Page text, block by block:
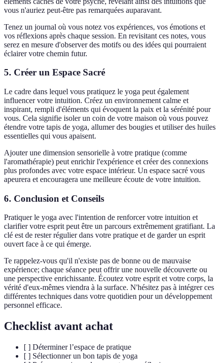
vous n'auriez peut-être pas remarquées auparavant.
Tenez un journal où vous notez vos expériences, vos émotions et
vos réflexions après chaque session. En revisitant ces notes, vous
serez en mesure d'observer des motifs ou des idées qui pourraient
éclairer votre chemin futur.
5. Créer un Espace Sacré
Le cadre dans lequel vous pratiquez le yoga peut également
influencer votre intuition. Créez un environnement calme et
inspirant, rempli d'éléments qui évoquent la paix et la sérénité pour
vous. Cela signifie isoler un coin de votre maison où vous pouvez
étendre votre tapis de yoga, allumer des bougies et utiliser des huiles
essentielles qui vous apaisent.
Ajouter une dimension sensorielle à votre pratique (comme
l'aromathérapie) peut enrichir l'expérience et créer des connexions
plus profondes avec votre espace intérieur. Un espace sacré vous
apeurera et encouragera une meilleure écoute de votre intuition.
6. Conclusion et Conseils
Pratiquer le yoga avec l'intention de renforcer votre intuition et
clarifier votre esprit peut être un parcours extrêmement gratifiant. La
clé est de rester régulier dans votre pratique et de garder un esprit
ouvert face à ce qui émerge.
Te rappelez-vous qu'il n'existe pas de bonne ou de mauvaise
expérience; chaque séance peut offrir une nouvelle découverte ou
une perspective enrichissante. Écoutez votre esprit et votre corps, la
vérité d'eux-mêmes viendra à la surface. N'hésitez pas à intégrer ces
différentes techniques dans votre quotidien pour un développement
personnel efficace.
Checklist avant achat
[ ] Déterminer l’espace de pratique
[ ] Sélectionner un bon tapis de yoga